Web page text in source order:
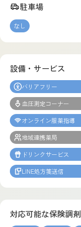
駐車場
なし
設備・サービス
バリアフリー
血圧測定コーナー
オンライン服薬指導
地域連携薬局
ドリンクサービス
LINE処方箋送信
対応可能な保険調剤